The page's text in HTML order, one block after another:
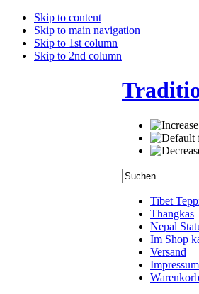
Skip to content
Skip to main navigation
Skip to 1st column
Skip to 2nd column
Tibet
Thangkas
Nepal
Im Shop
Versand
Impressum
Warenkorb